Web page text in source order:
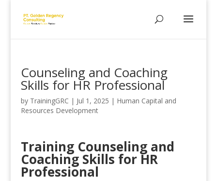
Counseling and Coaching
Skills for HR Professional
by TrainingGRC | Jul 1, 2025 | Human Capital and
Resources Development
Training Counseling and
Coaching Skills for HR
Professional